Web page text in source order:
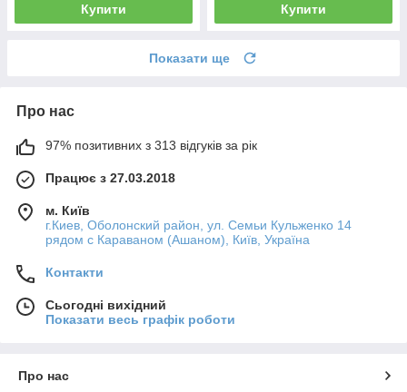
Купити Купити
Показати ще
Про нас
97% позитивних з 313 відгуків за рік
Працює з 27.03.2018
м. Київ
г.Киев, Оболонский район, ул. Семьи Кульженко 14
рядом с Караваном (Ашаном), Київ, Україна
Контакти
Сьогодні вихідний
Показати весь графік роботи
Про нас